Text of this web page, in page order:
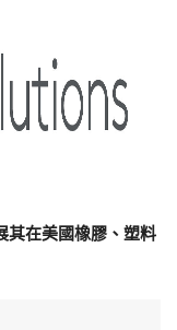
在美國橡膠、塑料